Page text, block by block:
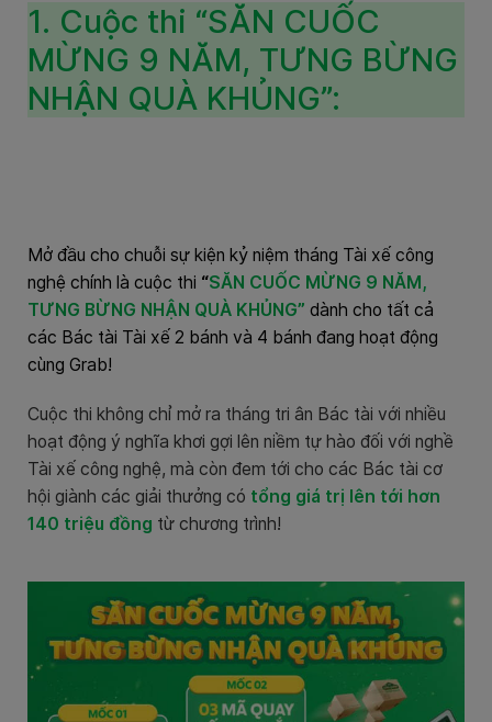
1. Cuộc thi “SĂN CUỐC
MỪNG 9 NĂM, TƯNG BỪNG
NHẬN QUÀ KHỦNG”:
Mở đầu cho chuỗi sự kiện kỷ niệm tháng Tài xế công
nghệ chính là cuộc thi “SĂN CUỐC MỪNG 9 NĂM,
TƯNG BỪNG NHẬN QUÀ KHỦNG” dành cho tất cả
các Bác tài Tài xế 2 bánh và 4 bánh đang hoạt động
cùng Grab!
Cuộc thi không chỉ mở ra tháng tri ân Bác tài với nhiều
hoạt động ý nghĩa khơi gợi lên niềm tự hào đối với nghề
Tài xế công nghệ, mà còn đem tới cho các Bác tài cơ
hội giành các giải thưởng có tổng giá trị lên tới hơn
140 triệu đồng từ chương trình!